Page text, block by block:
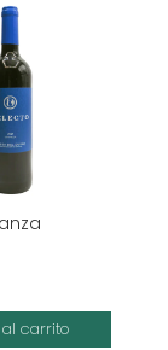
carrito